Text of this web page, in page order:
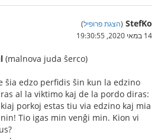
StefKo
(הצגת פרופיל)
14 במאי 2020, 19:30:55
(malnova juda ŝerco)
ŝia edzo perfidis ŝin kun la edzino
al la viktimo kaj de la pordo diras:
porkoj estas tiu via edzino kaj mia
Tio igas min venĝi min. Kion vi